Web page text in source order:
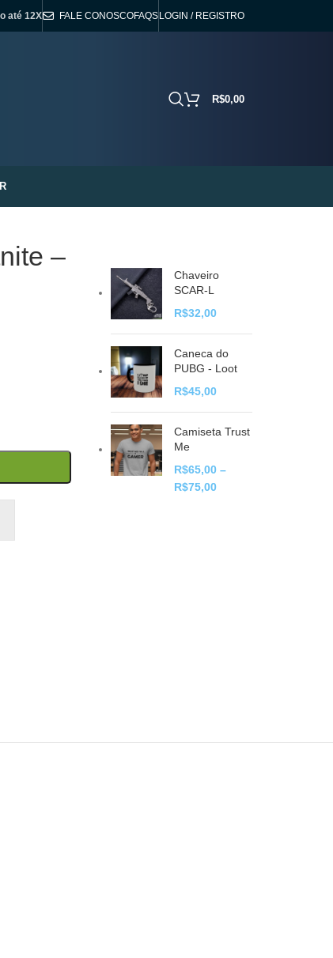
até 12X FALE CONOSCOFAQS LOGIN / REGISTRO
R$0,00
–
Chaveiro
SCAR-L
R$32,00
Caneca do
PUBG - Loot
R$45,00
Camiseta Trust
Me
R$65,00 –
R$75,00